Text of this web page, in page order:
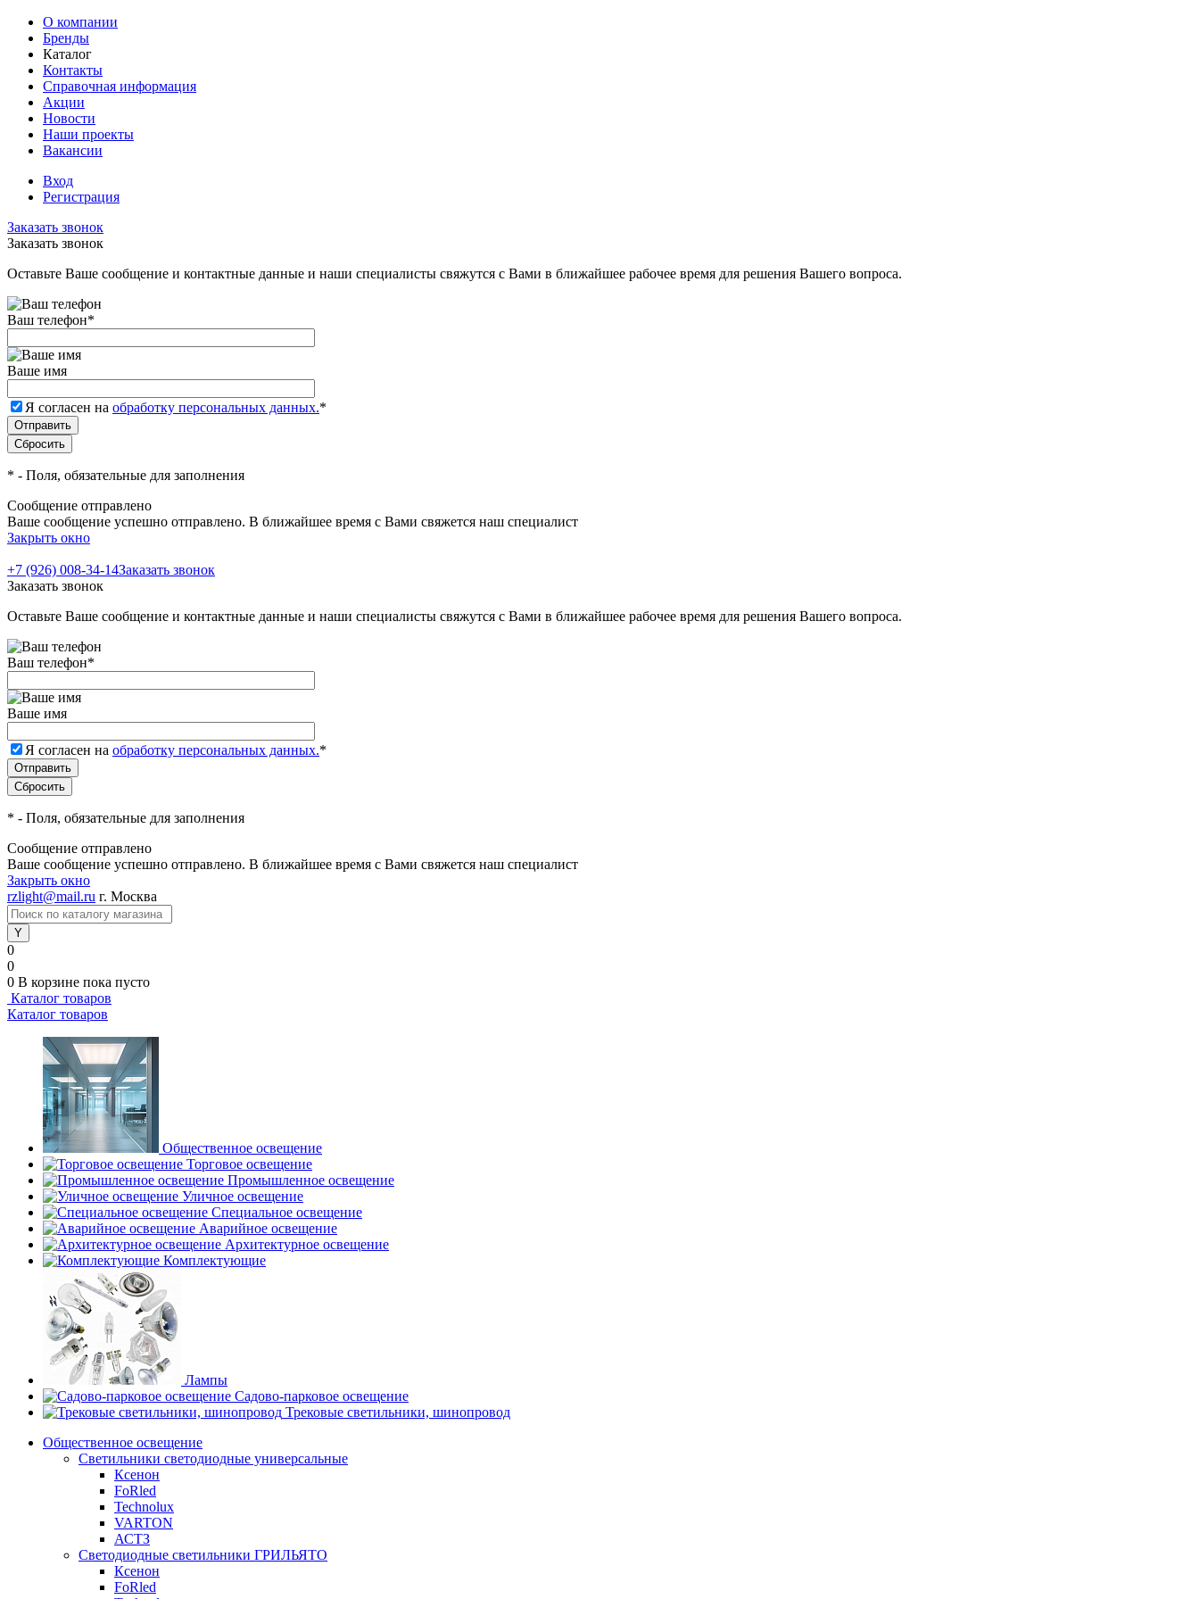
О компании
Бренды
Каталог
Контакты
Справочная информация
Акции
Новости
Наши проекты
Вакансии
Вход
Регистрация
Заказать звонок
Заказать звонок
Оставьте Ваше сообщение и контактные данные и наши специалисты свяжутся с Вами в ближайшее рабочее время для решения Вашего вопроса.
Ваш телефон*
Ваше имя
Я согласен на обработку персональных данных.*
* - Поля, обязательные для заполнения
Сообщение отправлено
Ваше сообщение успешно отправлено. В ближайшее время с Вами свяжется наш специалист
Закрыть окно
+7 (926) 008-34-14Заказать звонок
Заказать звонок
Оставьте Ваше сообщение и контактные данные и наши специалисты свяжутся с Вами в ближайшее рабочее время для решения Вашего вопроса.
Ваш телефон*
Ваше имя
Я согласен на обработку персональных данных.*
* - Поля, обязательные для заполнения
Сообщение отправлено
Ваше сообщение успешно отправлено. В ближайшее время с Вами свяжется наш специалист
Закрыть окно
rzlight@mail.ru г. Москва
0
0
0 В корзине пока пусто
Каталог товаров
Каталог товаров
Общественное освещение
Торговое освещение
Промышленное освещение
Уличное освещение
Специальное освещение
Аварийное освещение
Архитектурное освещение
Комплектующие
Лампы
Садово-парковое освещение
Трековые светильники, шинопровод
Общественное освещение
Светильники светодиодные универсальные
Ксенон
FoRled
Technolux
VARTON
АСТЗ
Светодиодные светильники ГРИЛЬЯТО
Ксенон
FoRled